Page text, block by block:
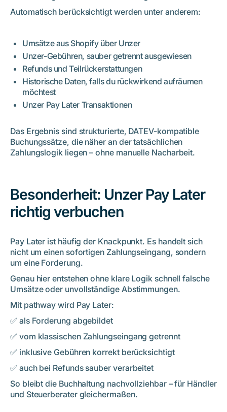
Automatisch berücksichtigt werden unter anderem:
Umsätze aus Shopify über Unzer
Unzer-Gebühren, sauber getrennt ausgewiesen
Refunds und Teilrückerstattungen
Historische Daten, falls du rückwirkend aufräumen
möchtest
Unzer Pay Later Transaktionen
Das Ergebnis sind strukturierte, DATEV-kompatible
Buchungssätze, die näher an der tatsächlichen
Zahlungslogik liegen – ohne manuelle Nacharbeit.
Besonderheit: Unzer Pay Later
richtig verbuchen
Pay Later ist häufig der Knackpunkt. Es handelt sich
nicht um einen sofortigen Zahlungseingang, sondern
um eine Forderung.
Genau hier entstehen ohne klare Logik schnell falsche
Umsätze oder unvollständige Abstimmungen.
Mit pathway wird Pay Later:
✅ als Forderung abgebildet
✅ vom klassischen Zahlungseingang getrennt
✅ inklusive Gebühren korrekt berücksichtigt
✅ auch bei Refunds sauber verarbeitet
So bleibt die Buchhaltung nachvollziehbar – für Händler
und Steuerberater gleichermaßen.